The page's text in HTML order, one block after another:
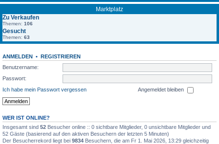
Marktplatz
Zu Verkaufen
Themen: 106
Gesucht
Themen: 63
ANMELDEN • REGISTRIEREN
Benutzername:
Passwort:
Ich habe mein Passwort vergessen
Angemeldet bleiben
WER IST ONLINE?
Insgesamt sind 52 Besucher online :: 0 sichtbare Mitglieder, 0 unsichtbare Mitglieder und
52 Gäste (basierend auf den aktiven Besuchern der letzten 5 Minuten)
Der Besucherrekord liegt bei 9834 Besuchern, die am Fr 1. Mai 2026, 13:29 gleichzeitig